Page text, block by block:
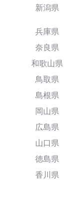
新潟県
兵庫県
奈良県
和歌山県
鳥取県
島根県
岡山県
広島県
山口県
徳島県
香川県